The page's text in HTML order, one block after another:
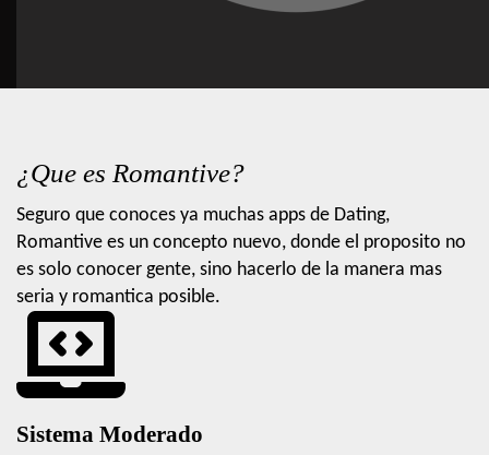
¿Que es Romantive?
Seguro que conoces ya muchas apps de Dating,
Romantive es un concepto nuevo, donde el proposito no
es solo conocer gente, sino hacerlo de la manera mas
seria y romantica posible.
Sistema Moderado